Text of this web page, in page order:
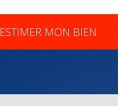
ESTIMER MON BIEN